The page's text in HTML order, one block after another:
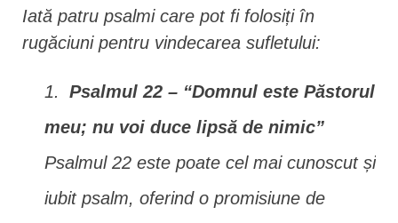
Iată patru psalmi care pot fi folosiți în
rugăciuni pentru vindecarea sufletului:
Psalmul 22 – “Domnul este Păstorul
meu; nu voi duce lipsă de nimic”
Psalmul 22 este poate cel mai cunoscut și
iubit psalm, oferind o promisiune de